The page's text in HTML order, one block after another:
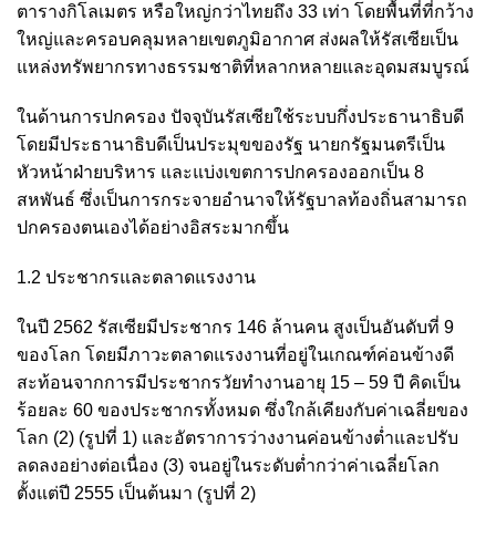
ตารางกิโลเมตร หรือใหญ่กว่าไทยถึง 33 เท่า โดยพื้นที่ที่กว้าง
ใหญ่และครอบคลุมหลายเขตภูมิอากาศ ส่งผลให้รัสเซียเป็น
แหล่งทรัพยากรทางธรรมชาติที่หลากหลายและอุดมสมบูรณ์
ในด้านการปกครอง ปัจจุบันรัสเซียใช้ระบบกึ่งประธานาธิบดี
โดยมีประธานาธิบดีเป็นประมุขของรัฐ นายกรัฐมนตรีเป็น
หัวหน้าฝ่ายบริหาร และแบ่งเขตการปกครองออกเป็น 8
สหพันธ์ ซึ่งเป็นการกระจายอำนาจให้รัฐบาลท้องถิ่นสามารถ
ปกครองตนเองได้อย่างอิสระมากขึ้น
1.2 ประชากรและตลาดแรงงาน
ในปี 2562 รัสเซียมีประชากร 146 ล้านคน สูงเป็นอันดับที่ 9
ของโลก โดยมีภาวะตลาดแรงงานที่อยู่ในเกณฑ์ค่อนข้างดี
สะท้อนจากการมีประชากรวัยทำงานอายุ 15 – 59 ปี คิดเป็น
ร้อยละ 60 ของประชากรทั้งหมด ซึ่งใกล้เคียงกับค่าเฉลี่ยของ
โลก (2) (รูปที่ 1) และอัตราการว่างงานค่อนข้างต่ำและปรับ
ลดลงอย่างต่อเนื่อง (3) จนอยู่ในระดับต่ำกว่าค่าเฉลี่ยโลก
ตั้งแต่ปี 2555 เป็นต้นมา (รูปที่ 2)